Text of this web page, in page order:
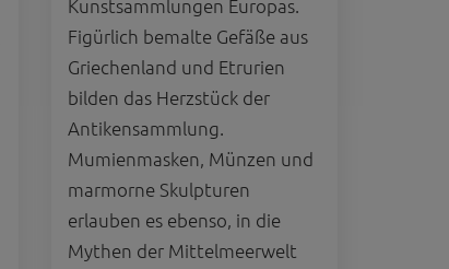
Kunstsammlungen Europas.
Figürlich bemalte Gefäße aus
Griechenland und Etrurien
bilden das Herzstück der
Antikensammlung.
Mumienmasken, Münzen und
marmorne Skulpturen
erlauben es ebenso, in die
Mythen der Mittelmeerwelt